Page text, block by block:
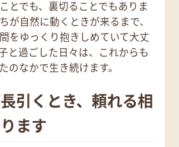
とでも、裏切ることでもありま
が自然に動くときが来るまで、
をゆっくり抱きしめていて大丈
と過ごした日々は、これからも
のなかで生き続けます。
引くとき、頼れる相
ます